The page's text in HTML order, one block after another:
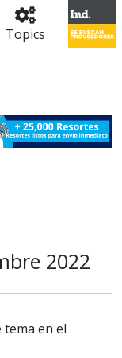
Topics
2022
tema en el